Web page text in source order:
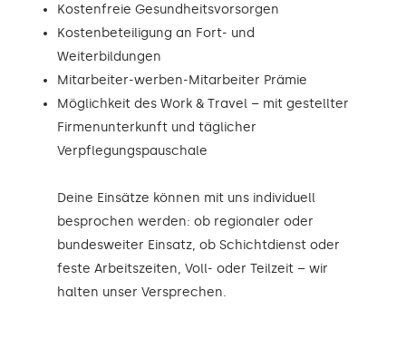
Kostenfreie Gesundheitsvorsorgen
Kostenbeteiligung an Fort- und
Weiterbildungen
Mitarbeiter-werben-Mitarbeiter Prämie
Möglichkeit des Work & Travel – mit gestellter
Firmenunterkunft und täglicher
Verpflegungspauschale
Deine Einsätze können mit uns individuell
besprochen werden: ob regionaler oder
bundesweiter Einsatz, ob Schichtdienst oder
feste Arbeitszeiten, Voll- oder Teilzeit – wir
halten unser Versprechen.